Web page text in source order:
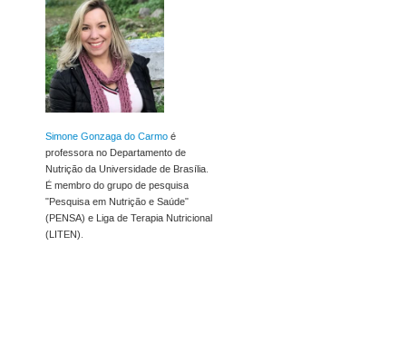
Simone Gonzaga do Carmo é
professora no Departamento de
Nutrição da Universidade de Brasília.
É membro do grupo de pesquisa
"Pesquisa em Nutrição e Saúde"
(PENSA) e Liga de Terapia Nutricional
(LITEN).